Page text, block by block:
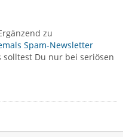
zu
Spam-Newsletter
solltest Du nur bei seriösen